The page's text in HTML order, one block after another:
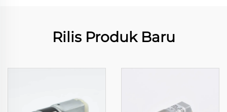
Rilis Produk Baru